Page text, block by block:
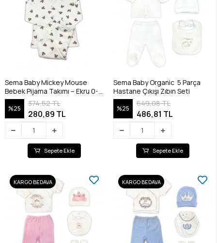
Sema Baby Mickey Mouse
Bebek Pijama Takımı – Ekru 0-3
Ay
%25
374,52 TL
280,89 TL
Sepete Ekle
Sema Baby Organic 5 Parça
Hastane Çıkışı Zıbın Seti
%25
649,08 TL
486,81 TL
Sepete Ekle
KARGO BEDAVA KARGO BEDAVA